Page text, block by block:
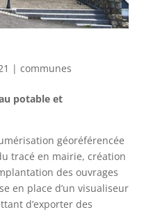
| communes
potable et
géoréférencée
tracé en mairie, création
des ouvrages
en place d’un visualiseur
d’exporter des